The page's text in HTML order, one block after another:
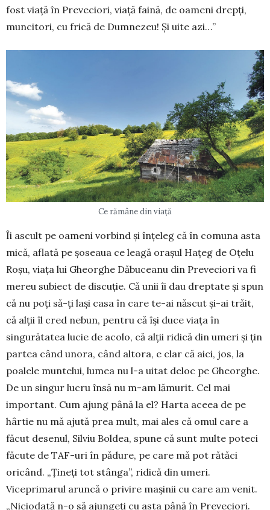
fost viață în Preveciori, viață faină, de oameni drepți,
mun­citori, cu frică de Dum­nezeu! Și uite azi…”
Ce rămâne din viață
Îi ascult pe oameni vor­bind și înțeleg că în co­muna asta
mică, aflată pe șoseaua ce leagă orașul Hațeg de Oțelu
Roșu, viața lui Gheor­ghe Dăbu­ceanu din Preve­ciori va fi
mereu subiect de discuție. Că unii îi dau dreptate și spun
că nu poți să-ți lași casa în care te-ai născut și-ai trăit,
că alții îl cred nebun, pentru că își duce viața în
singurătatea lucie de acolo, că alții ridică din umeri și țin
partea când unora, când altora, e clar că aici, jos, la
poalele muntelui, lumea nu l-a uitat deloc pe Gheorghe.
De un singur lucru însă nu m-am lămurit. Cel mai
important. Cum ajung până la el? Harta aceea de pe
hârtie nu mă ajută prea mult, mai ales că omul care a
făcut desenul, Silviu Boldea, spune că sunt multe poteci
făcute de TAF-uri în pădure, pe care mă pot rătăci
oricând. „Țineți tot stânga”, ridică din umeri.
Viceprimarul aruncă o privire mași­nii cu care am venit.
„Niciodată n-o să ajun­geți cu asta până în Preveciori.